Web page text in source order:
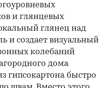
и глянцевых
глянец над
и создает визуальный
колебаний
дома
гипсокартона быстро